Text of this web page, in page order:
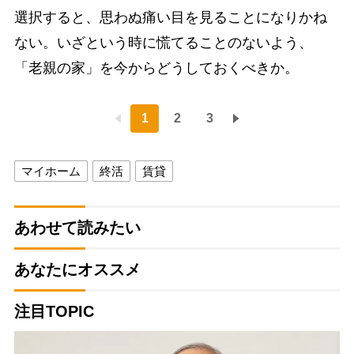
選択すると、思わぬ痛い目を見ることになりかね
ない。いざという時に慌てることのないよう、
「老親の家」を今からどうしておくべきか。
1 2 3
マイホーム 終活 賃貸
あわせて読みたい
あなたにオススメ
注目TOPIC